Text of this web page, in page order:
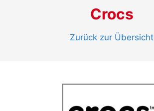
Crocs
Zurück zur Übersicht